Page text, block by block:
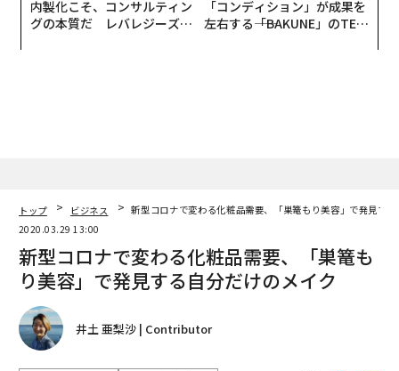
内製化こそ、コンサルティン
グの本質だ レバレジーズが
「コンディション」が成果を
左右する――「BAKUNE」のTEN
トップ ビジネス
新型コロナで変わる化粧品需要、「巣篭もり美容」で発見す
2020.03.29 13:00
新型コロナで変わる化粧品需要、「巣篭も
り美容」で発見する自分だけのメイク
井土 亜梨沙 | Contributor